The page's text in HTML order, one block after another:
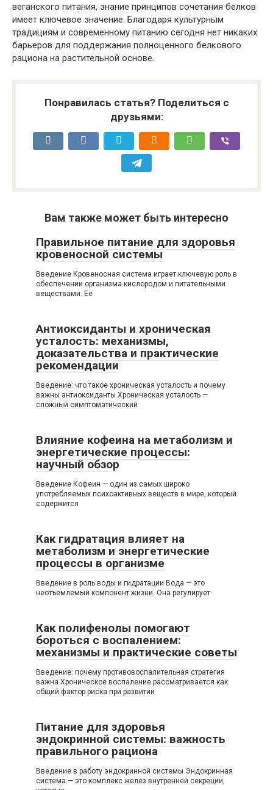
веганского питания, знание принципов сочетания белков
имеет ключевое значение. Благодаря культурным
традициям и современному питанию сегодня нет никаких
барьеров для поддержания полноценного белкового
рациона на растительной основе.
Понравилась статья? Поделиться с
друзьями:
Вам также может быть интересно
Правильное питание для здоровья
кровеносной системы
Введение Кровеносная система играет ключевую роль в
обеспечении организма кислородом и питательными
веществами. Ее
Антиоксиданты и хроническая
усталость: механизмы,
доказательства и практические
рекомендации
Введение: что такое хроническая усталость и почему
важны антиоксиданты Хроническая усталость —
сложный симптоматический
Влияние кофеина на метаболизм и
энергетические процессы:
научный обзор
Введение Кофеин — один из самых широко
употребляемых психоактивных веществ в мире, который
содержится
Как гидратация влияет на
метаболизм и энергетические
процессы в организме
Введение в роль воды и гидратации Вода — это
неотъемлемый компонент жизни. Она регулирует
Как полифенолы помогают
бороться с воспалением:
механизмы и практические советы
Введение: почему противовоспалительная стратегия
важна Хроническое воспаление рассматривается как
общий фактор риска при развитии
Питание для здоровья
эндокринной системы: важность
правильного рациона
Введение в работу эндокринной системы Эндокринная
система — это комплекс желез внутренней секреции,